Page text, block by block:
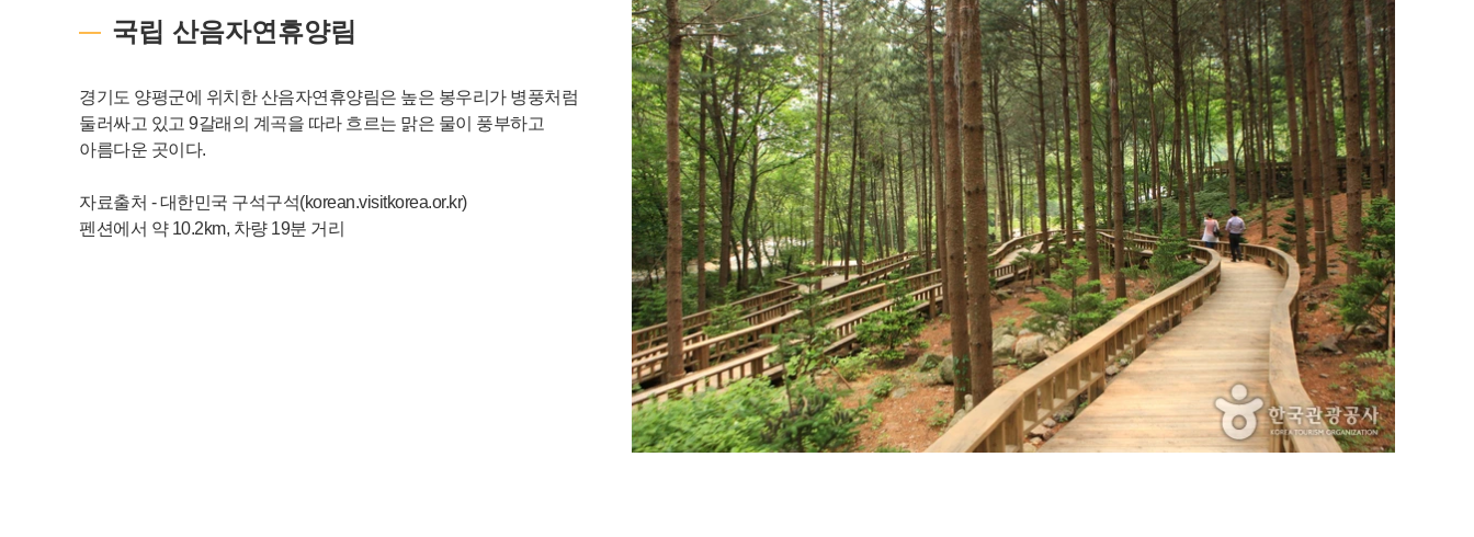
국립 산음자연휴양림
경기도 양평군에 위치한 산음자연휴양림은 높은 봉우리가 병풍처럼
둘러싸고 있고 9갈래의 계곡을 따라 흐르는 맑은 물이 풍부하고
아름다운 곳이다.
자료출처 - 대한민국 구석구석(korean.visitkorea.or.kr)
펜션에서 약 10.2km, 차량 19분 거리